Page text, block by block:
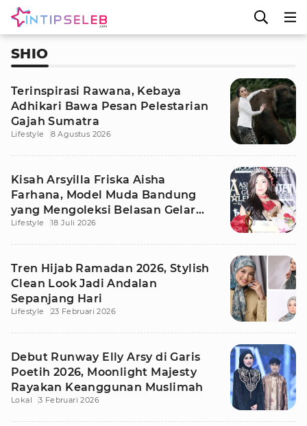
SHIO
Terinspirasi Rawana, Kebaya
Adhikari Bawa Pesan Pelestarian
Gajah Sumatra
Lifestyle 8 Agustus 2026
Kisah Arsyilla Friska Aisha
Farhana, Model Muda Bandung
yang Mengoleksi Belasan Gelar
Juara
Lifestyle 18 Juli 2026
Tren Hijab Ramadan 2026, Stylish
Clean Look Jadi Andalan
Sepanjang Hari
Lifestyle 23 Februari 2026
Debut Runway Elly Arsy di Garis
Poetih 2026, Moonlight Majesty
Rayakan Keanggunan Muslimah
Lokal 3 Februari 2026